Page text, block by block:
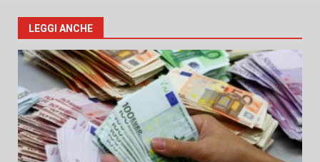
LEGGI ANCHE